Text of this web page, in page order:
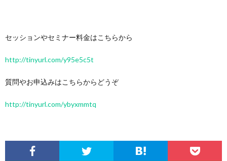
セッションやセミナー料金はこちらから
http://tinyurl.com/y95e5c5t
質問やお申込みはこちらからどうぞ
http://tinyurl.com/ybyxmmtq